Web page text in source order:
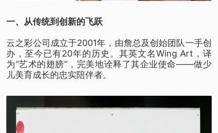
一、从传统到创新的飞跃
云之彩公司成立于2001年，由詹总及创始团队一手创
办，至今已有20年的历史。其英文名Wing Art，译
为“艺术的翅膀”，完美地诠释了其企业使命——做少
儿美育成长的忠实陪伴者。